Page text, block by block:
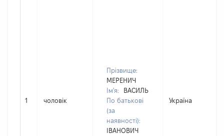
1 чоловік
Прізвище:
МЕРЕНИЧ
Ім'я:
ВАСИЛЬ
По батькові
(за
наявності):
ІВАНОВИЧ
Україна